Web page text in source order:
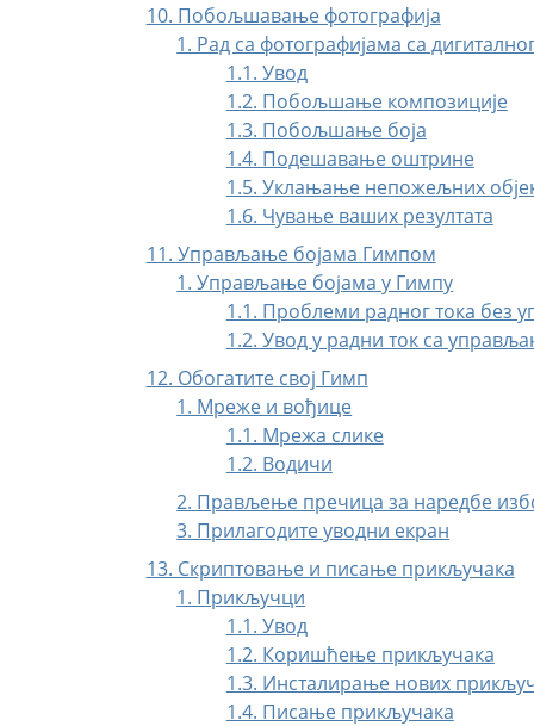
10. Побољшавање фотографија
1. Рад са фотографијама са
1.1. Увод
1.2. Побољшање композиције
1.3. Побољшање боја
1.4. Подешавање оштрине
1.5. Уклањање непожељних
1.6. Чување ваших резултата
11. Управљање бојама Гимпом
1. Управљање бојама у Гимпу
1.1. Проблеми радног тока без
1.2. Увод у радни ток са
12. Обогатите свој Гимп
1. Мреже и вођице
1.1. Мрежа слике
1.2. Водичи
2. Прављење пречица за наредбе
3. Прилагодите уводни екран
13. Скриптовање и писање прикључака
1. Прикључци
1.1. Увод
1.2. Коришћење прикључака
1.3. Инсталирање нових
1.4. Писање прикључака